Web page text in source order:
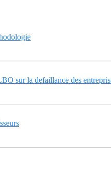
sur la defaillance des